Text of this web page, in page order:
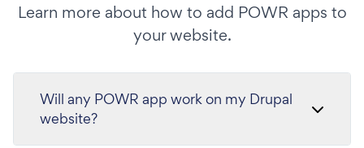
Learn more about how to add POWR apps to
your website.
Will any POWR app work on my Drupal
website?